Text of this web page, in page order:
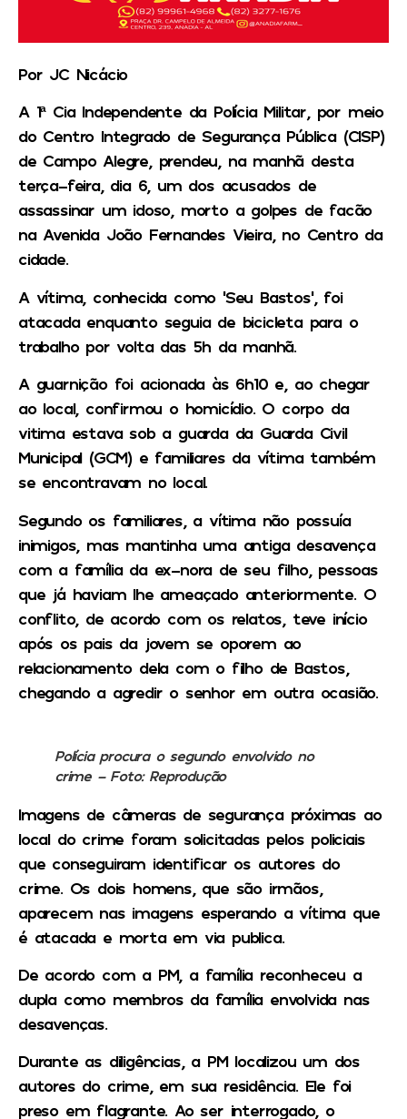
Por JC Nicácio
A 1ª Cia Independente da Polícia Militar, por meio
do Centro Integrado de Segurança Pública (CISP)
de Campo Alegre, prendeu, na manhã desta
terça-feira, dia 6, um dos acusados de
assassinar um idoso, morto a golpes de facão
na Avenida João Fernandes Vieira, no Centro da
cidade.
A vítima, conhecida como ‘Seu Bastos’, foi
atacada enquanto seguia de bicicleta para o
trabalho por volta das 5h da manhã.
A guarnição foi acionada às 6h10 e, ao chegar
ao local, confirmou o homicídio. O corpo da
vitima estava sob a guarda da Guarda Civil
Municipal (GCM) e familiares da vítima também
se encontravam no local.
Segundo os familiares, a vítima não possuía
inimigos, mas mantinha uma antiga desavença
com a família da ex-nora de seu filho, pessoas
que já haviam lhe ameaçado anteriormente. O
conflito, de acordo com os relatos, teve início
após os pais da jovem se oporem ao
relacionamento dela com o filho de Bastos,
chegando a agredir o senhor em outra ocasião.
Polícia procura o segundo envolvido no
crime – Foto: Reprodução
Imagens de câmeras de segurança próximas ao
local do crime foram solicitadas pelos policiais
que conseguiram identificar os autores do
crime. Os dois homens, que são irmãos,
aparecem nas imagens esperando a vítima que
é atacada e morta em via publica.
De acordo com a PM, a família reconheceu a
dupla como membros da família envolvida nas
desavenças.
Durante as diligências, a PM localizou um dos
autores do crime, em sua residência. Ele foi
preso em flagrante. Ao ser interrogado, o